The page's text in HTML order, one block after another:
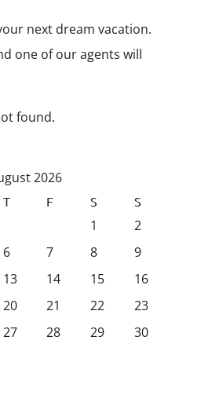
next dream vacation.
one of our agents will
found.
2026
T F S S
1
2
6 7 8
9
13 14 15
16
20 21 22
23
27 28 29
30